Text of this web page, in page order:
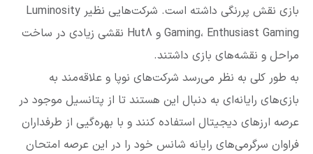
بازی نقش پررنگی داشته است. شرکت‌هایی نظیر Luminosity
Gaming، Enthusiast Gaming و Hut8 نقشی زیادی در ساخت
مراحل و نقشه‌های بازی داشتند.
به طور کلی به نظر می‌رسد شرکت‌های نوپا و علاقه‌مند به
بازی‌های رایانه‌ای به دنبال این هستند تا از پتانسیل موجود در
عرصه ارزهای دیجیتال استفاده کنند و با بهره‌گیی از طرفداران
فراوان سرگرمی‌های رایانه شانس خود را در این عرصه امتحان